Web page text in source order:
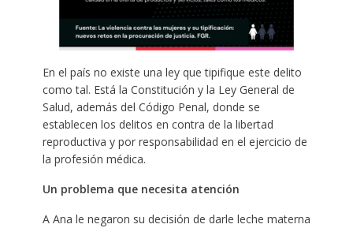
En el país no existe una ley que tipifique este delito
como tal. Está la Constitución y la Ley General de
Salud, además del Código Penal, donde se
establecen los delitos en contra de la libertad
reproductiva y por responsabilidad en el ejercicio de
la profesión médica.
Un problema que necesita atención
A Ana le negaron su decisión de darle leche materna